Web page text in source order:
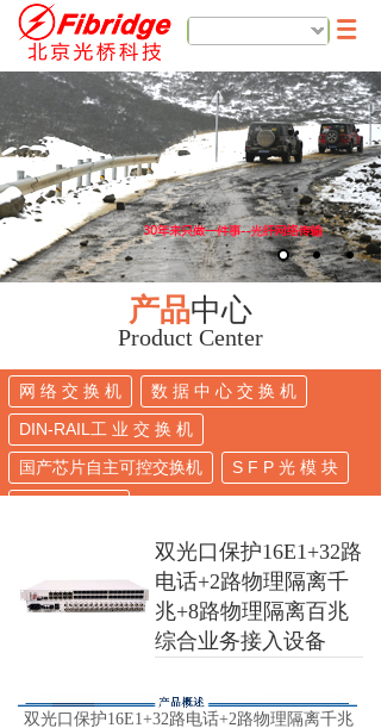
产品中心
Product Center
网 络 交 换 机
数 据 中 心 交 换 机
DIN-RAIL工 业 交 换 机
国产芯片自主可控交换机
S F P 光 模 块
双光口保护16E1+32路
电话+2路物理隔离千
兆+8路物理隔离百兆
综合业务接入设备
双光口保护16E1+32路电话+2路物理隔离千兆